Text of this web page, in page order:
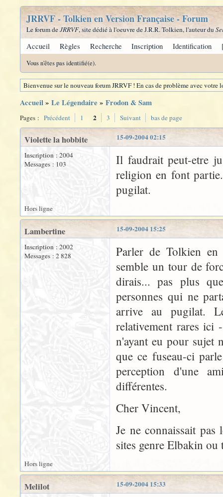
JRRVF - Tolkien en Version Française - Forum
Le forum deJRRVF, site dédié à l'oeuvre de J.R.R. Tolkien, l'auteur du
Accueil Règles Recherche Inscription Identification
Vous n'êtes pas identifié(e).
Bienvenue sur le nouveau forum JRRVF ! En cas de problème avec
Accueil» Le Légendaire » Frodon & Sam
Pages : Précédent 1 2 3 Suivant bas de page
15-09-2004 02:15
Violette la hobbite
Inscription : 2004
Messages : 103
Il faudrait peut-etre
religion en font
pugilat.
Hors ligne
15-09-2004 15:25
Lambertine
Inscription : 2002
Messages : 2 828
Parler de Tolkien
semble un tour de
dirais... pas plus
personnes qui ne
arrive au pugilat.
relativement rares ici
n'ayant eu pour sujet
que ce fuseau-ci
perception d'une
différentes.
Cher Vincent,
Je ne connaissait
sites genre Elbakin
Hors ligne
15-09-2004 15:33
Melilot